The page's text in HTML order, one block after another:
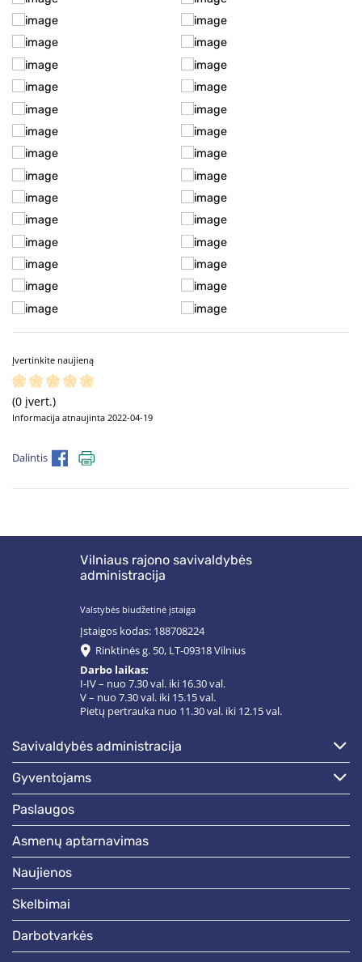
Įvertinkite naujieną
(0 įvert.)
Informacija atnaujinta 2022-04-19
Dalintis
Vilniaus rajono savivaldybės
administracija
Valstybės biudžetinė įstaiga
Įstaigos kodas: 188708224
Rinktinės g. 50, LT-09318 Vilnius
Darbo laikas:
I-IV – nuo 7.30 val. iki 16.30 val.
V – nuo 7.30 val. iki 15.15 val.
Pietų pertrauka nuo 11.30 val. iki 12.15 val.
savivaldybės administracija
gyventojams
paslaugos
asmenų aptarnavimas
naujienos
skelbimai
darbotvarkės